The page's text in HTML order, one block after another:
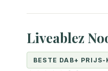
Liveablez
BESTE DAB+